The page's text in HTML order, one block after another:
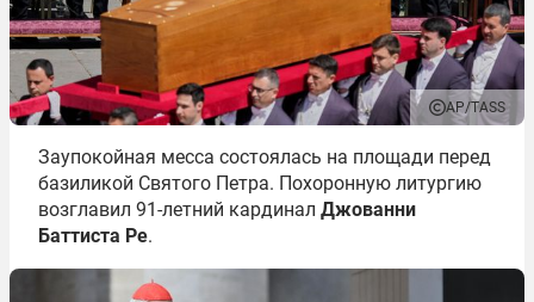
AP/TASS
Заупокойная месса состоялась на площади перед
базиликой Святого Петра. Похоронную литургию
возглавил 91-летний кардинал Джованни
Баттиста Ре.